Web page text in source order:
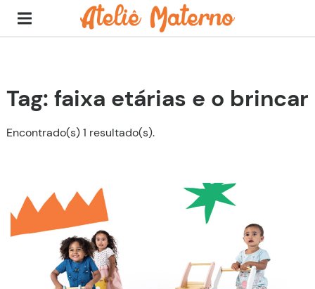
Tag: faixa etárias e o brincar
Encontrado(s) 1 resultado(s).